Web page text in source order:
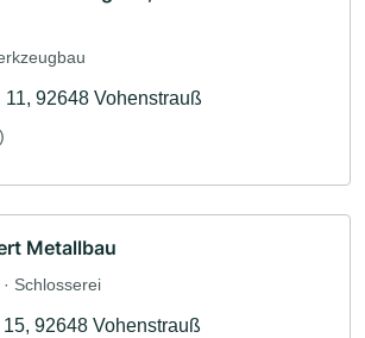
11, 92648 Vohenstrauß
Metallbau
Schlosserei
92648 Vohenstrauß